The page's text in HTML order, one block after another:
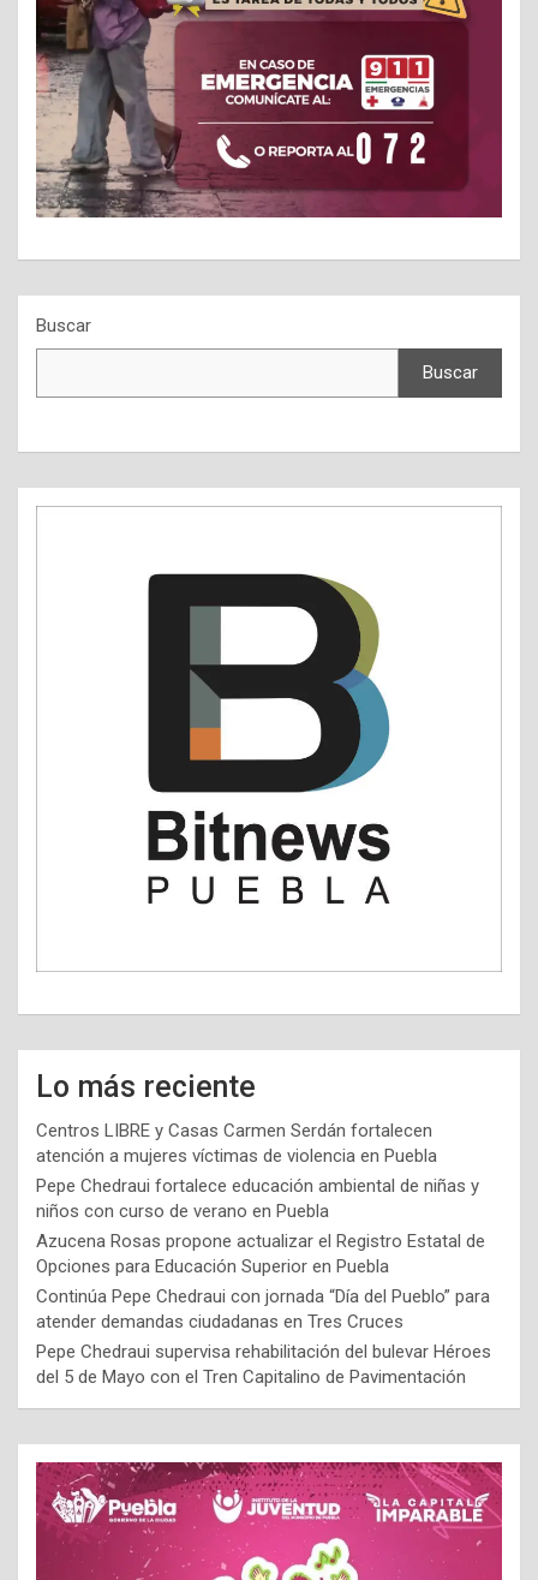
Buscar
Buscar
Lo más reciente
Centros LIBRE y Casas Carmen Serdán fortalecen
atención a mujeres víctimas de violencia en Puebla
Pepe Chedraui fortalece educación ambiental de niñas y
niños con curso de verano en Puebla
Azucena Rosas propone actualizar el Registro Estatal de
Opciones para Educación Superior en Puebla
Continúa Pepe Chedraui con jornada “Día del Pueblo” para
atender demandas ciudadanas en Tres Cruces
Pepe Chedraui supervisa rehabilitación del bulevar Héroes
del 5 de Mayo con el Tren Capitalino de Pavimentación